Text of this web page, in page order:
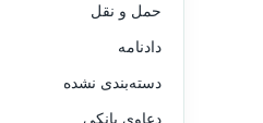
حمل و نقل
دادنامه
دسته‌بندی نشده
دعاوی بانکی